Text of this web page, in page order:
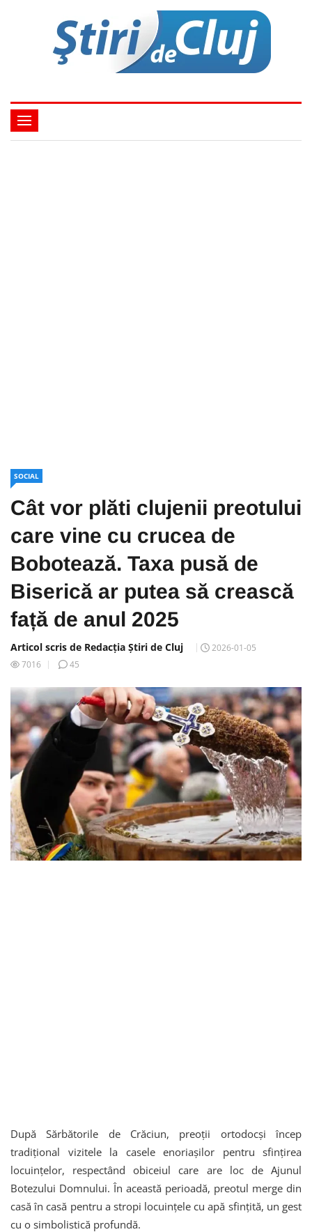
SOCIAL
Cât vor plăti clujenii preotului
care vine cu crucea de
Bobotează. Taxa pusă de
Biserică ar putea să crească
față de anul 2025
Articol scris de Redacția Știri de Cluj
2026-01-05
7016
45
După Sărbătorile de Crăciun, preoții ortodocși încep
tradițional vizitele la casele enoriașilor pentru sfințirea
locuințelor, respectând obiceiul care are loc de Ajunul
Botezului Domnului. În această perioadă, preotul merge din
casă în casă pentru a stropi locuințele cu apă sfințită, un gest
cu o simbolistică profundă.